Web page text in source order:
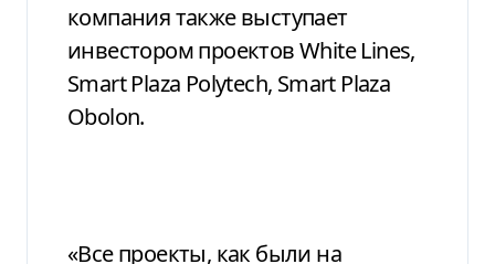
компания также выступает
инвестором проектов White Lines,
Smart Plaza Polytech, Smart Plaza
Obolon.
«Все проекты, как были на